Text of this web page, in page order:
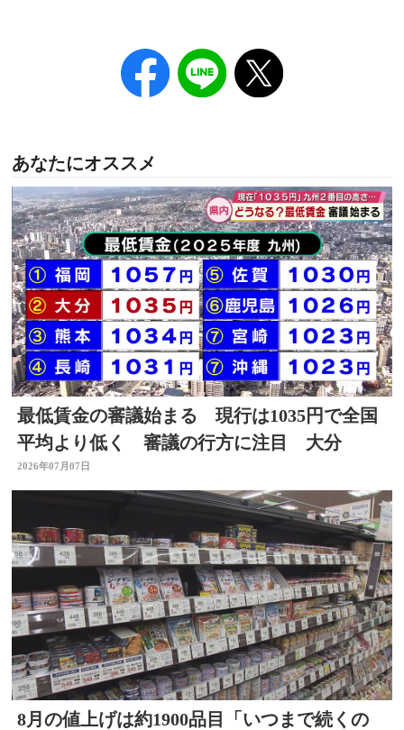
あなたにオススメ
最低賃金の審議始まる 現行は1035円で全国
平均より低く 審議の行方に注目 大分
2026年07月07日
8月の値上げは約1900品目「いつまで続くの